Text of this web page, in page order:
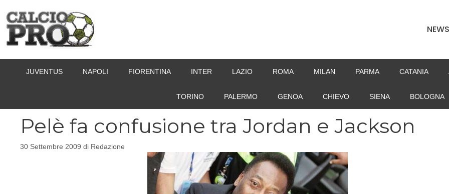
contenuto
NEWS
JUVENTUS NAPOLI FIORENTINA INTER LAZIO ROMA MILAN PARMA CATANIA
TORINO PALERMO GENOA CHIEVO SIENA BOLOGNA
Pelè fa confusione tra Jordan e Jackson
30 Settembre 2009 di Redazione